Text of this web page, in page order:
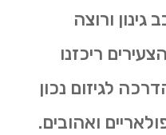
ורוצה
ריכזנו
לגיזום נכון
ואהובים.